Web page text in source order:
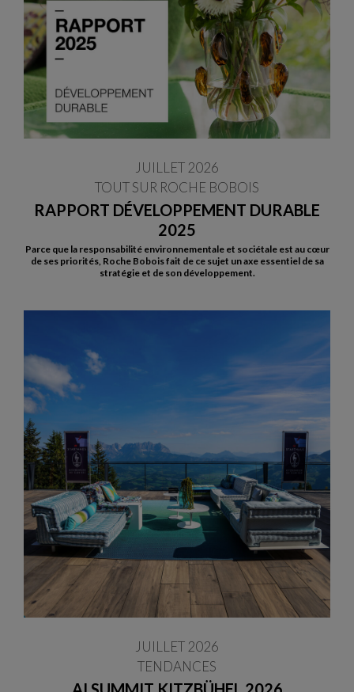
RAPPORT DÉVELOPPEMENT DURABLE
2025
JUILLET 2026
TOUT SUR ROCHE BOBOIS
Parce que la responsabilité environnementale et sociétale est au cœur
de ses priorités, Roche Bobois fait de ce sujet un axe essentiel de sa
stratégie et de son développement.
JUILLET 2026
TENDANCES